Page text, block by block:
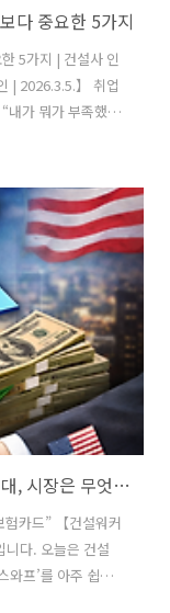
다 중요한 5가지
5가지 | 건설사 인
| 2026.3.5.】 취업
내가 뭐가 부족했던
대부분 탈락 이
가에 따라 달라집
준을 정리해보겠습
건설회사는 현장 중
력만으로는 평가가
입니다. “이 ..
통화스와프란 무엇인가? 환율 1500원 시대, 시장은 무엇을 불안해하나
카드” 【건설워커
니다. 오늘은 건설
와프’를 아주 쉽게
치권에서 반복되